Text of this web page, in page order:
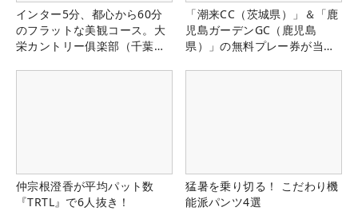
インター5分、都心から60分
のフラットな美観コース。大
栄カントリー俱楽部（千葉
「潮来CC（茨城県）」＆「鹿
児島ガーデンGC（鹿児島
県）」の無料プレー券が当た
仲宗根澄香が平均パット数
『TRTL』で6人抜き！
猛暑を乗り切る！ こだわり機
能派パンツ4選